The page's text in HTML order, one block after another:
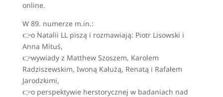
online.
W 89. numerze m.in.:
👉o Natalii LL piszą i rozmawiają: Piotr Lisowski i
Anna Mituś,
👉wywiady z Matthew Szoszem, Karolem
Radziszewskim, Iwoną Kałużą, Renatą i Rafałem
Jarodzkimi,
👉o perspektywie herstorycznej w badaniach nad